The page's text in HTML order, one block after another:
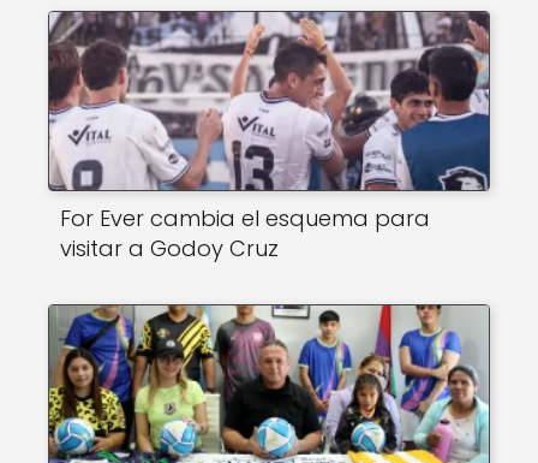
For Ever cambia el esquema para
visitar a Godoy Cruz